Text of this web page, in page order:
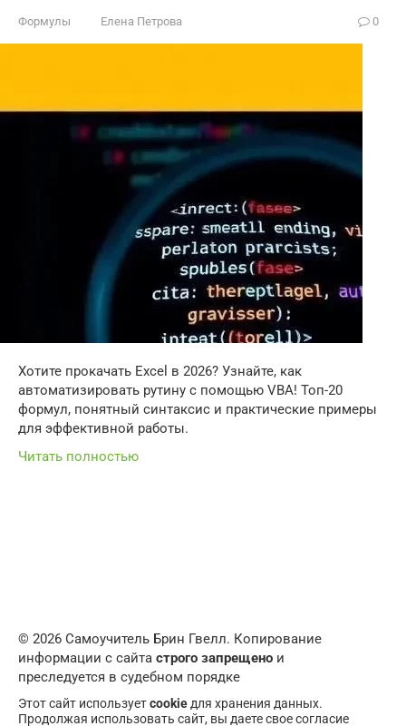
Формулы Елена Петрова 0
Хотите прокачать Excel в 2026? Узнайте, как
автоматизировать рутину с помощью VBA! Топ-20
формул, понятный синтаксис и практические примеры
для эффективной работы.
Читать полностью
© 2026 Самоучитель Брин Гвелл. Копирование
информации с сайта строго запрещено и
преследуется в судебном порядке
Этот сайт используетcookie для хранения данных.
Продолжая использовать сайт, вы даете свое согласие